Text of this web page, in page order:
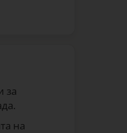
за
на